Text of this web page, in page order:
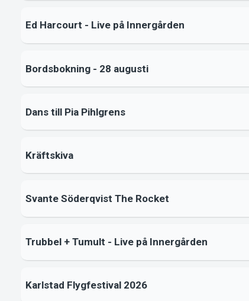
Ed Harcourt - Live på Innergården
Bordsbokning - 28 augusti
Dans till Pia Pihlgrens
Kräftskiva
Svante Söderqvist The Rocket
Trubbel + Tumult - Live på Innergården
Karlstad Flygfestival 2026